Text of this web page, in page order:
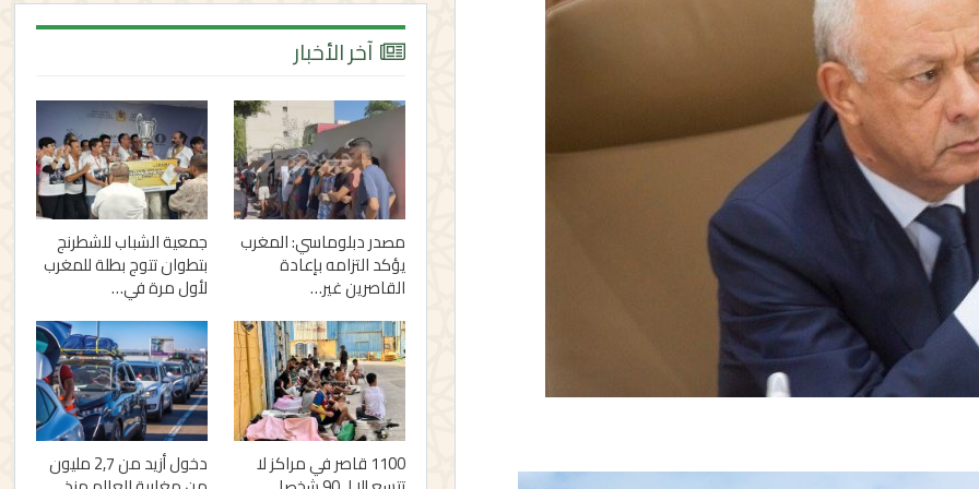
آخر الأخبار
مصدر دبلوماسي: المغرب
يؤكد التزامه بإعادة
القاصرين غير…
جمعية الشباب للشطرنج
بتطوان تتوج بطلة للمغرب
لأول مرة في…
1100 قاصر في مراكز لا دخول أزيد من 2,7 مليون